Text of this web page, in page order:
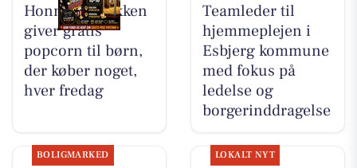
Honning-krukken
giver gratis
popcorn til børn,
der køber noget,
hver fredag
Teamleder til
hjemmeplejen i
Esbjerg kommune
med fokus på
ledelse og
borgerinddragelse
BOLIGMARKED LOKALT NYT